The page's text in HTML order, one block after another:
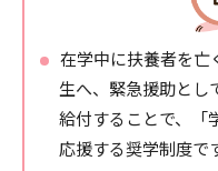
在学中に扶養者を亡
生へ、緊急援助とし
給付することで、「
応援する奨学制度で